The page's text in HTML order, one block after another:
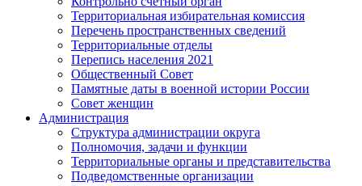
Территориальная избирательная комиссия
Перечень пространственных сведений
Территориальные отделы
Перепись населения 2021
Общественный Совет
Памятные даты в военной истории России
Совет женщин
Администрация
Структура администрации округа
Полномочия, задачи и функции
Территориальные органы и представительства
Подведомственные организации